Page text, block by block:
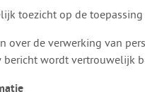
toezicht op de
over de verwerking van
bericht wordt vertrouwelijk